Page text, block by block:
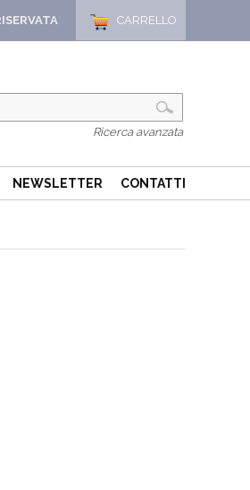
CARRELLO
Ricerca avanzata
NEWSLETTER CONTATTI